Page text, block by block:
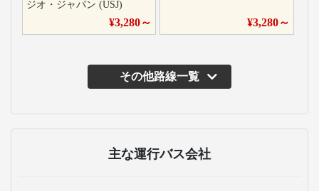
ジオ・ジャパン (USJ)
¥3,280～ ¥3,280～
その他路線一覧
主な運行バス会社